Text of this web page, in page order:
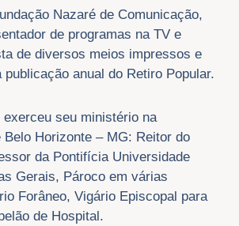
Nazaré de Comunicação,
de programas na TV e
de diversos meios impressos e
publicação anual do Retiro Popular.
exerceu seu ministério na
Belo Horizonte – MG: Reitor do
da Pontifícia Universidade
Gerais, Pároco em várias
Forâneo, Vigário Episcopal para
de Hospital.